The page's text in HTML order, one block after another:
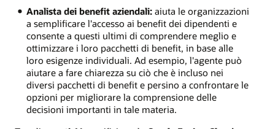
Analista dei benefit aziendali:aiuta le organizzazioni
a semplificare l'accesso ai benefit dei dipendenti e
consente a questi ultimi di comprendere meglio e
ottimizzare i loro pacchetti di benefit, in base alle
loro esigenze individuali. Ad esempio, l'agente può
aiutare a fare chiarezza su ciò che è incluso nei
diversi pacchetti di benefit e persino a confrontare le
opzioni per migliorare la comprensione delle
decisioni importanti in tale materia.